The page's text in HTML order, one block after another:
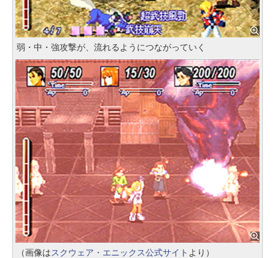
弱・中・強攻撃が、流れるようにつながっていく
（画像はスクウェア・エニックス公式サイト より）